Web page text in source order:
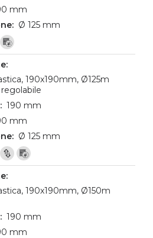
mm
Ø 125 mm
190x190mm, Ø125m
190 mm
mm
Ø 125 mm
190x190mm, Ø150m
190 mm
mm